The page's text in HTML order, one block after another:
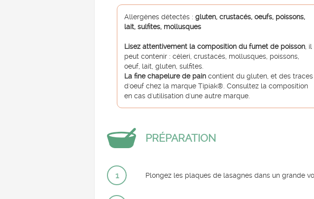
Allergènes détectés : gluten, crustacés, oeufs, poissons,
lait, sulfites, mollusques
Lisez attentivement la composition du fumet de poisson , il
peut contenir : céleri, crustacés, mollusques, poissons,
oeuf, lait, gluten, sulfites.
La fine chapelure de pain contient du gluten, et des traces
d'oeuf chez la marque Tipiak®. Consultez la composition
en cas d'utilisation d'une autre marque.
PRÉPARATION
1 Plongez les plaques de lasagnes dans un grande